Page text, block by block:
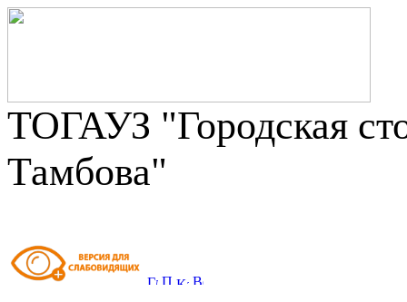
ТОГАУЗ "Городская
Тамбова"